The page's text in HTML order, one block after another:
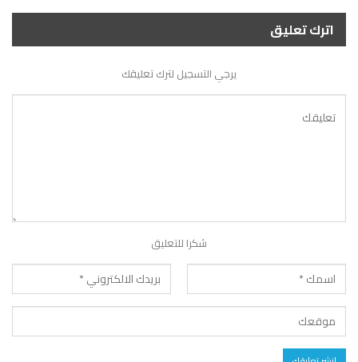
اترك تعليق
يرجي التسجيل لترك تعليقك
شكرا للتعليق